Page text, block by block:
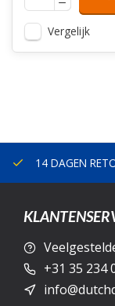
Vergelijk
14 DAGEN
+31 35 234